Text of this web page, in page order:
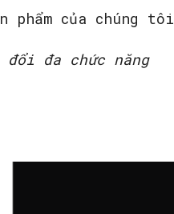
phẩm của chúng tôi
đổi đa chức năng